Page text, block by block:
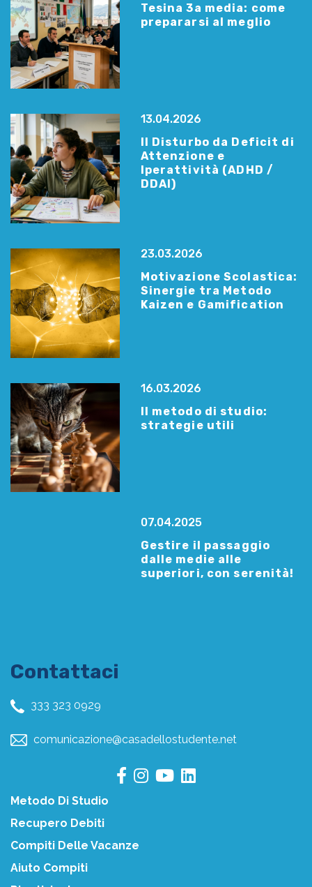
Tesina 3a media: come
prepararsi al meglio
13.04.2026
Il Disturbo da Deficit di
Attenzione e
Iperattività (ADHD /
DDAI)
23.03.2026
Motivazione Scolastica:
Sinergie tra Metodo
Kaizen e Gamification
16.03.2026
Il metodo di studio:
strategie utili
07.04.2025
Gestire il passaggio
dalle medie alle
superiori, con serenità!
Contattaci
333 323 0929
comunicazione@casadellostudente.net
Metodo Di Studio
Recupero Debiti
Compiti Delle Vacanze
Aiuto Compiti